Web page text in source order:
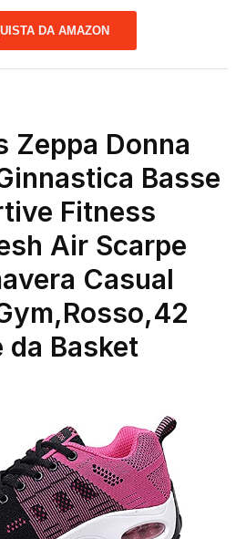
DA AMAZON
Zeppa Donna
Basse
Fitness
Air Scarpe
Casual
da Basket